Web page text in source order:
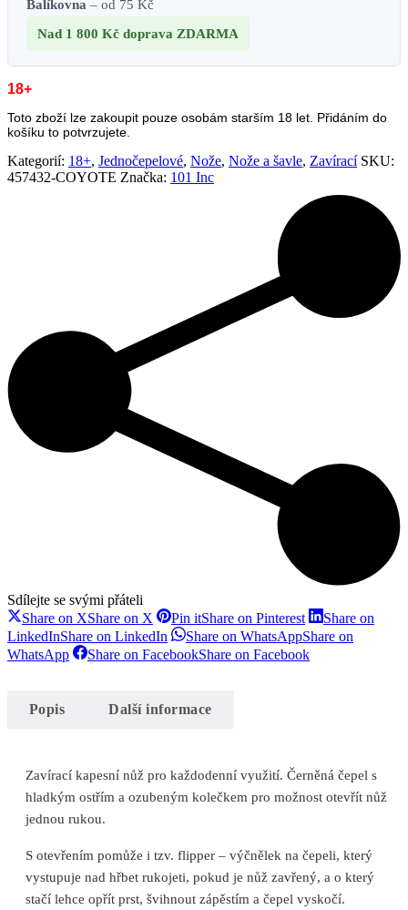
Balíkovna – od 75 Kč
Nad 1 800 Kč doprava ZDARMA
18+
Toto zboží lze zakoupit pouze osobám starším 18 let. Přidáním do
košíku to potvrzujete.
Kategorií: 18+, Jednočepelové, Nože, Nože a šavle, Zavírací SKU:
457432-COYOTE Značka: 101 Inc
Sdílejte se svými přáteli
Share on XShare on X Pin itShare on Pinterest
Share on
LinkedInShare on LinkedIn Share on WhatsAppShare on
WhatsApp
Share on FacebookShare on Facebook
Popis Další informace
Zavírací kapesní nůž pro každodenní využití. Černěná čepel s
hladkým ostřím a ozubeným kolečkem pro možnost otevřít nůž
jednou rukou.
S otevřením pomůže i tzv. flipper – výčnělek na čepeli, který
vystupuje nad hřbet rukojeti, pokud je nůž zavřený, a o který
stačí lehce opřít prst, švihnout zápěstím a čepel vyskočí.